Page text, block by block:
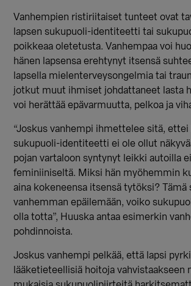
Vanhempien ristiriitaiset tunteet ovat
lapsen sukupuoli-identiteetti tai
poikkeaa oletetusta. Vanhempaa voi
hänen lapsensa erehtynyt itsensä
lapsella mielenterveysongelmia tai
jotkut muut ihmiset johdattaneet lasta
voi herättää epävarmuutta, pelkoa ja
“Joskus vanhempi ihmettelee sitä, ettei
sukupuoli-identiteetti ei ole ollut
pojan vartaloon syntynyt leikki autoilla
feminiiniseltä. Miksi hän myöhemmin
aina kokeneensa itsensä tytöksi? Tämä
vanhemman epäilemään, voiko
olla totta”, Huuska antaa esimerkin
pohdinnoista.
Joskus vanhempi pelkää, että lapsi
lääketieteellisiä hoitoja vahvistaakseen